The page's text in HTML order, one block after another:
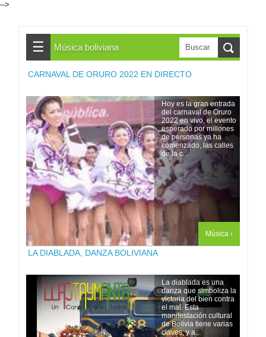
-->
☰ Música boliviana
CARNAVAL DE ORURO 2022 EN DIRECTO
Hoy es la gran entrada
del carnaval de Oruro
2022 en vivo, el evento
esperado por millones
de personas ya ha
comenzado, las calles
de la c...
Música ›
LA DIABLADA, DANZA BOLIVIANA
La diablada es una
danza que simboliza la
victoria del bien contra
el mal. Esta
manifestación cultural
de Bolivia tiene varias
claves, y a...